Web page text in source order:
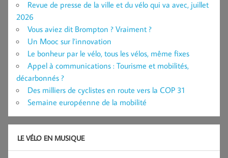
Revue de presse de la ville et du vélo qui va avec, juillet
2026
Vous aviez dit Brompton ? Vraiment ?
Un Mooc sur l’innovation
Le bonheur par le vélo, tous les vélos, même fixes
Appel à communications : Tourisme et mobilités,
décarbonnés ?
Des milliers de cyclistes en route vers la COP 31
Semaine européenne de la mobilité
LE VÉLO EN MUSIQUE